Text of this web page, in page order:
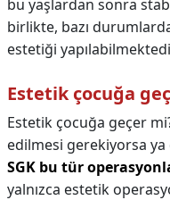
bu yaşlardan sonra
birlikte, bazı
estetiği
Estetik çocuğa
Estetik çocuğa geçer
edilmesi gerekiyorsa
SGK bu tür
yalnızca estetik